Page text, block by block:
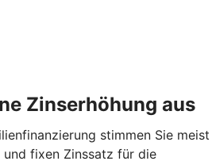
Zinserhöhung aus
stimmen Sie meist
und fixen Zinssatz für die